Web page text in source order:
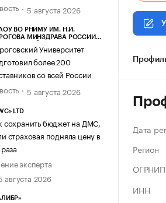
5 августа 2026
ВО РНИМУ ИМ. Н.И.
МИНЗДРАВА РОССИИ
Университет
более 200
со всей России
5 августа 2026
LTD
сохранить бюджет на ДМС,
страховая подняла цену в
эксперта
августа 2026
Дата
Регион
ОГРНИП
ИНН